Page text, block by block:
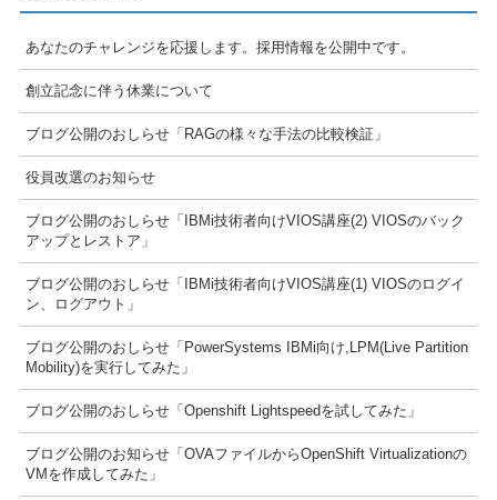
あなたのチャレンジを応援します。採用情報を公開中です。
創立記念に伴う休業について
ブログ公開のおしらせ「RAGの様々な手法の比較検証」
役員改選のお知らせ
ブログ公開のおしらせ「IBMi技術者向けVIOS講座(2) VIOSのバック
アップとレストア」
ブログ公開のおしらせ「IBMi技術者向けVIOS講座(1) VIOSのログイ
ン、ログアウト」
ブログ公開のおしらせ「PowerSystems IBMi向け,LPM(Live Partition
Mobility)を実行してみた」
ブログ公開のおしらせ「Openshift Lightspeedを試してみた」
ブログ公開のお知らせ「OVAファイルからOpenShift Virtualizationの
VMを作成してみた」